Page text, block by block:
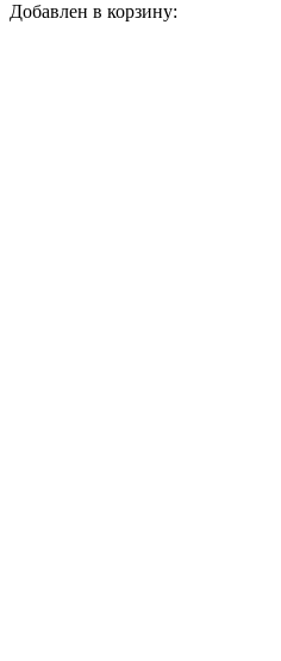
Добавлен в корзину: